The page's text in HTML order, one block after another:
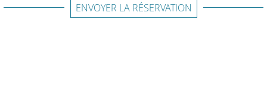
ENVOYER LA RÉSERVATION